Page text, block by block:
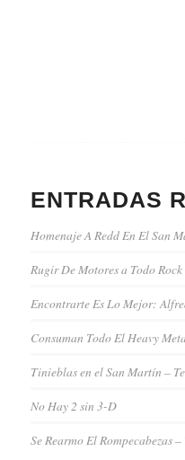
ENTRADAS
Homenaje A Redd En El San
Rugir De Motores a Todo
Encontrarte Es Lo Mejor:
Consuman Todo El Heavy
Tinieblas en el San Martín –
No Hay 2 sin 3-D
Se Rearmo El Rompecabezas